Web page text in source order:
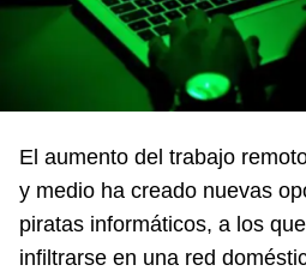
El aumento del trabajo
y medio ha creado nuevas
piratas informáticos, a los
infiltrarse en una red